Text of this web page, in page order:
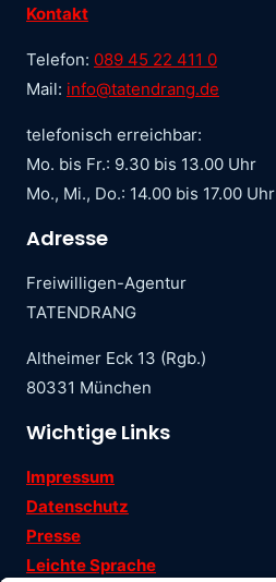
Kontakt
Telefon: 089 45 22 411 0
Mail: info@tatendrang.de
telefonisch erreichbar:
Mo. bis Fr.: 9.30 bis 13.00 Uhr
Mo., Mi., Do.: 14.00 bis 17.00 Uhr
Adresse
Freiwilligen-Agentur
TATENDRANG
Altheimer Eck 13 (Rgb.)
80331 München
Wichtige Links
Impressum
Datenschutz
Presse
Leichte Sprache